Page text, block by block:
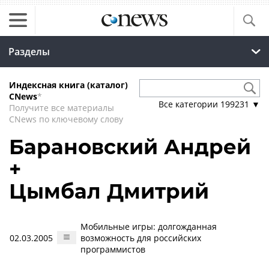
Разделы
Индексная книга (каталог)
CNews*
Получите все материалы
CNews по ключевому слову
Все категории 199231 ▼
Барановский Андрей
+
Цымбал Дмитрий
02.03.2005
Мобильные игры: долгожданная
возможность для российских
программистов